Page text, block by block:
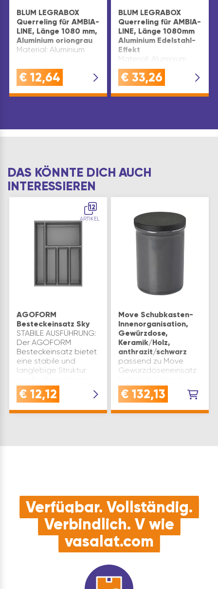
BLUM LEGRABOX
Querreling für AMBIA-
LINE, Länge 1080 mm,
Aluminium oriongrau
Material: Aluminium
€ 12,64
BLUM LEGRABOX
Querreling für AMBIA-
LINE, Länge 1080mm
Aluminium Edelstahl-
Effekt
Material: Aluminium
€ 33,26
DAS KÖNNTE DICH AUCH
INTERESSIEREN
12
ARTIKEL
AGOFORM
Besteckeinsatz Sky
STABILE AUSFÜHRUNG:
Der AGOFORM
Besteckeinsatz bietet
eine stabile und
langlebige Struktur
Kunststoff - ideal für
die sichere
€ 12,12
Move Schubkasten-
Innenorganisation,
Gewürzdose,
Keramik/Holz,
anthrazit/schwarz
passend zu Move
Gewürzdoseneinsatz
tiefschwarzem
Tafellack lackiert und
€ 132,13
Verfügbar. Vollständig.
Verbindlich. V wie
vasalat.com